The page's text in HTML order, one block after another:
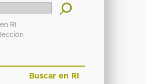
RI
Buscar en RI